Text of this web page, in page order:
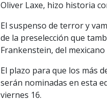
Oliver Laxe, hizo historia
El suspenso de terror y
de la preselección que
Frankenstein, del
El plazo para que los más
serán nominadas en esta
viernes 16.